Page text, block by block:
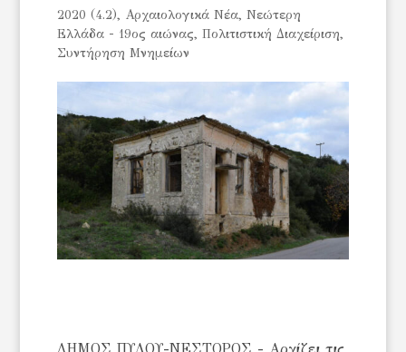
2020 (4.2), Αρχαιολογικά Νέα, Νεώτερη
Ελλάδα - 19ος αιώνας, Πολιτιστική Διαχείριση,
Συντήρηση Μνημείων